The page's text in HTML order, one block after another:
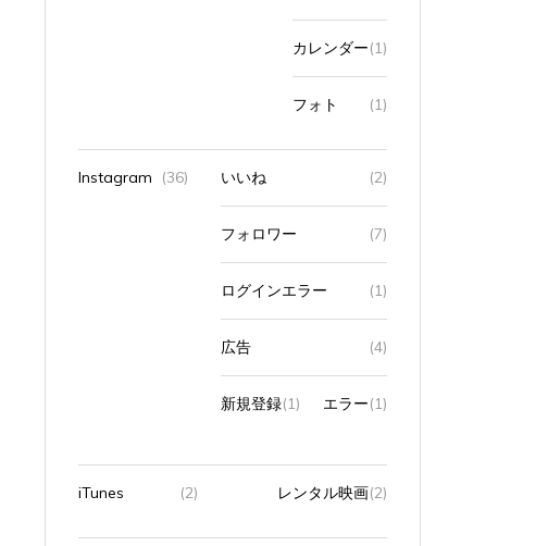
カレンダー(1)
フォト (1)
Instagram (36) いいね (2)
フォロワー (7)
ログインエラー (1)
広告 (4)
新規登録(1) エラー(1)
iTunes (2) レンタル映画(2)